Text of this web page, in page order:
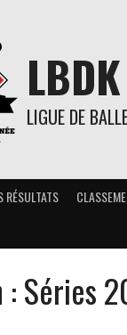
LBDK
LIGUE DE
RÉSULTATS
:Séries